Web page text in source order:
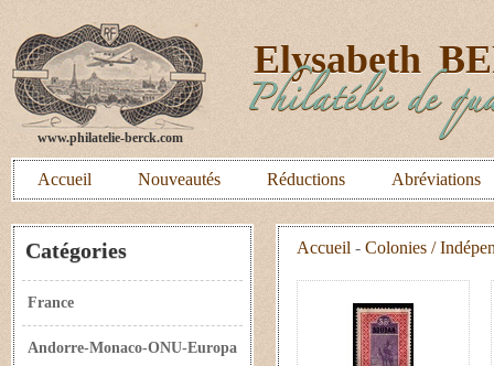
www.philatelie-berck.com
Elysabeth
Philatélie de
Accueil Nouveautés Réductions Abréviations
Catégories
France
Andorre-Monaco-ONU-Europa
Accueil - Colonies /